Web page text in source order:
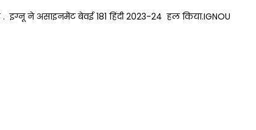
इग्नू ने असाइनमेंट बेवई 181 हिंदी 2023-24 हल किया.IGNOU